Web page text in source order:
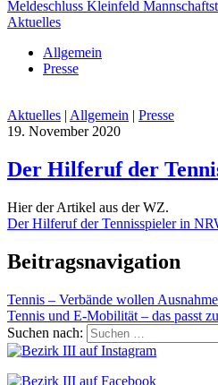
Meldeschluss Kleinfeld
Aktuelles
Allgemein
Presse
Aktuelles | Allgemein | Presse
19. November 2020
Der Hilferuf der
Hier der Artikel aus der WZ.
Der Hilferuf der Tennisspieler in
Beitragsnavigation
Tennis – Verbände wollen Ausnahme
Tennis und E-Mobilität – das passt
Suchen nach: